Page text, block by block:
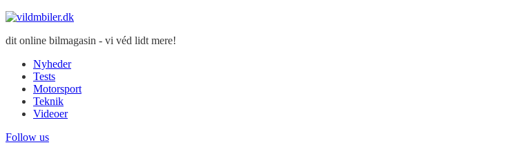
dit online bilmagasin - vi véd lidt mere!
Nyheder
Tests
Motorsport
Teknik
Videoer
Follow us